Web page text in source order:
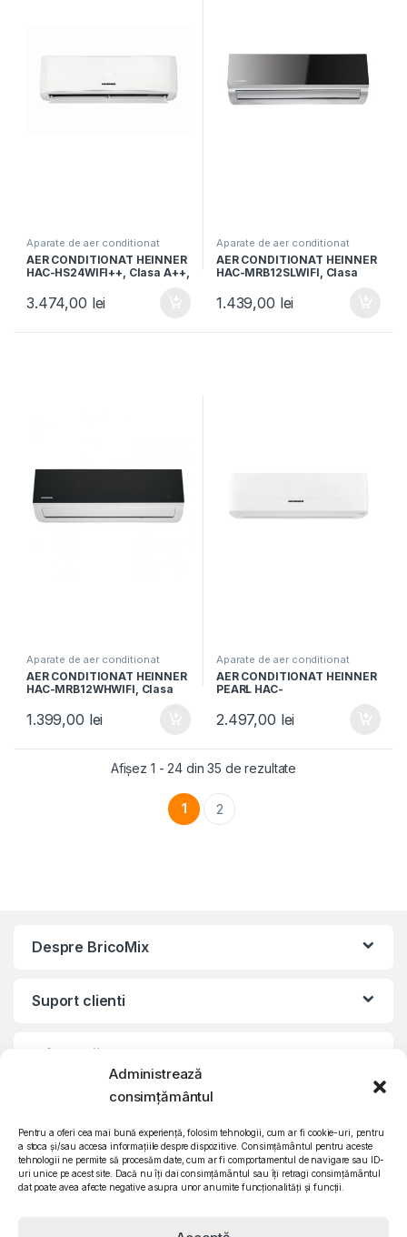
Administrează
consimțământul
Pentru a oferi cea mai bună experiență, folosim tehnologii, cum ar fi cookie-uri, pentru
a stoca și/sau accesa informațiile despre dispozitive. Consimțământul pentru aceste
tehnologii ne permite să procesăm date, cum ar fi comportamentul de navigare sau ID-
uri unice pe acest site. Dacă nu îți dai consimțământul sau îți retragi consimțământul
dat poate avea afecte negative asupra unor anumite funcționalități și funcții.
Aparate de aer conditionat
AER CONDITIONAT HEINNER
HAC-HS24WIFI++, Clasa A++,
Control WIFI, Functie iFeel,
Functie Quiet, Timer, Auto-
3.474,00 lei
Aparate de aer conditionat
AER CONDITIONAT HEINNER
HAC-MRB12SLWIFI, Clasa
FI, Functie incalzire, Filtru cu
densitate ridicata, Follow
1.439,00 lei
Aparate de aer conditionat
AER CONDITIONAT HEINNER
HAC-MRB12WHWIFI, Clasa
Filtru cu densitate ridicata,
Follow me, Negru oglinda cu
1.399,00 lei
Aparate de aer conditionat
AER CONDITIONAT HEINNER
PEARL HAC-
A+++/A+++, AI Smart,
Functie Follow/Avoid you, Alb
2.497,00 lei
Afișez 1 - 24 din 35 de rezultate
1 2
Despre BricoMix
Suport clienti
Informatii legale
©2010 – 2024 Quattro SRL